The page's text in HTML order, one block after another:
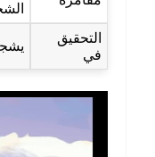
التحقيق
في